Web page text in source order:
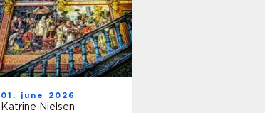
01. june 2026
Katrine Nielsen